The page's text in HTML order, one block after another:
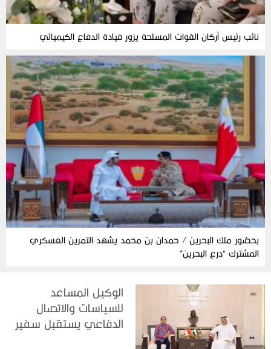
نائب رئيس أركان القوات المسلحة يزور قيادة الدفاع الكيميائي
بحضور ملك البحرين / حمدان بن محمد يشهد التمرين العسكري
المشترك “درع البحرين”
الوكيل المساعد
للسياسات والاتصال
الدفاعي يستقبل سفير